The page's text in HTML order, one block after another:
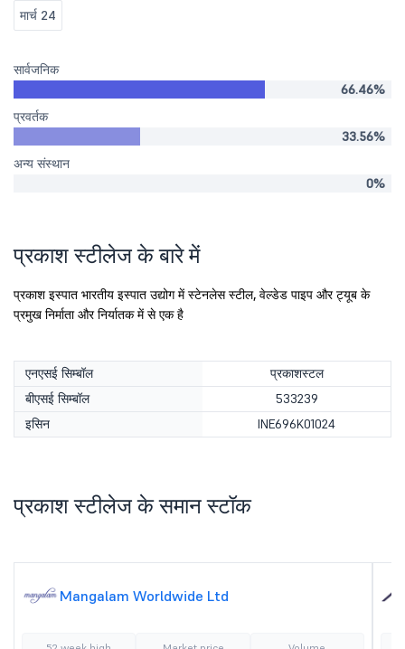
मार्च 24
सार्वजनिक
66.46%
प्रवर्तक
33.56%
अन्य संस्थान
0%
प्रकाश स्टीलेज के बारे में
प्रकाश इस्पात भारतीय इस्पात उद्योग में स्टेनलेस स्टील, वेल्डेड पाइप और ट्यूब के
प्रमुख निर्माता और निर्यातक में से एक है
एनएसई सिम्बॉल
प्रकाशस्टल
बीएसई सिम्बॉल
533239
इसिन
INE696K01024
प्रकाश स्टीलेज के समान स्टॉक
Mangalam Worldwide Ltd